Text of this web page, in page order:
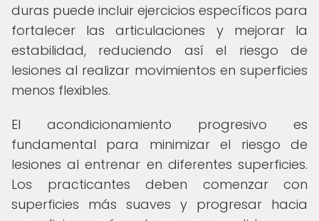
duras puede incluir ejercicios específicos para
fortalecer las articulaciones y mejorar la
estabilidad, reduciendo así el riesgo de
lesiones al realizar movimientos en superficies
menos flexibles.
El acondicionamiento progresivo es
fundamental para minimizar el riesgo de
lesiones al entrenar en diferentes superficies.
Los practicantes deben comenzar con
superficies más suaves y progresar hacia